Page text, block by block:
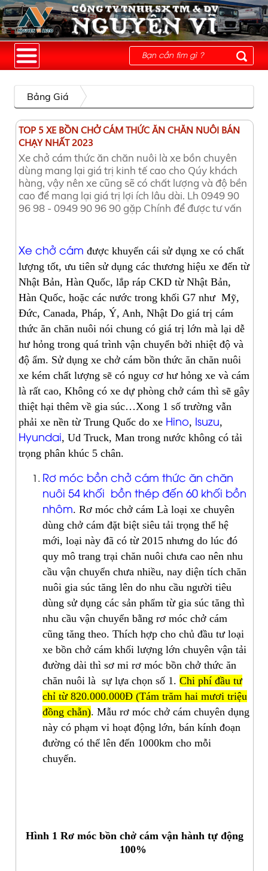
Bảng Giá
TOP 5 XE BỒN CHỞ CÁM THỨC ĂN CHĂN NUÔI BÁN
CHẠY NHẤT 2023
Xe chở cám thức ăn chăn nuôi là xe bồn chuyên
dùng mang lại giá trị kinh tế cao cho Qúy khách
hàng, vậy nên xe cũng sẽ có chất lượng và độ bền
cao để mang lại giá trị lợi ích lâu dài. Lh 0949 90
96 98 - 0949 90 96 90 gặp Chính để được tư vấn
Xe chở cám được khuyến cái sử dụng xe có chất
lượng tốt, ưu tiên sử dụng các thương hiệu xe đến từ
Nhật Bản, Hàn Quốc, lắp ráp CKD từ Nhật Bản,
Hàn Quốc, hoặc các nước trong khối G7 như Mỹ,
Đức, Canada, Pháp, Ý, Anh, Nhật Do giá trị cám
thức ăn chăn nuôi nói chung có giá trị lớn mà lại dễ
hư hỏng trong quá trình vận chuyển bởi nhiệt độ và
độ ẩm. Sử dụng xe chở cám bồn thức ăn chăn nuôi
xe kém chất lượng sẽ có nguy cơ hư hỏng xe và cám
là rất cao, Không có xe dự phòng chở cám thì sẽ gây
thiệt hại thêm về gia súc…Xong 1 số trường vẫn
phải xe nền từ Trung Quốc do xe Hino, Isuzu,
Hyundai, Ud Truck, Man trong nước không có tải
trọng phân khúc 5 chân.
Rơ móc bồn chở cám thức ăn chăn
nuôi 54 khối bồn thép đến 60 khối bồn
nhôm. Rơ móc chở cám Là loại xe chuyên
dùng chở cám đặt biệt siêu tải trọng thế hệ
mới, loại này đã có từ 2015 nhưng do lúc đó
quy mô trang trại chăn nuôi chưa cao nên nhu
cầu vận chuyển chưa nhiều, nay diện tích chăn
nuôi gia súc tăng lên do nhu cầu người tiêu
dùng sử dụng các sản phẩm từ gia súc tăng thì
nhu cầu vận chuyển bằng rơ móc chở cám
cũng tăng theo. Thích hợp cho chủ đầu tư loại
xe bồn chở cám khối lượng lớn chuyên vận tải
đường dài thì sơ mi rơ móc bồn chở thức ăn
chăn nuôi là sự lựa chọn số 1. Chi phí đầu tư
chỉ từ 820.000.000Đ (Tám trăm hai mươi triệu
đồng chẵn). Mẫu rơ móc chở cám chuyên dụng
này có phạm vi hoạt động lớn, bán kính đoạn
đường có thể lên đến 1000km cho mỗi
chuyến.
Hình 1 Rơ móc bồn chở cám vận hành tự động
100%